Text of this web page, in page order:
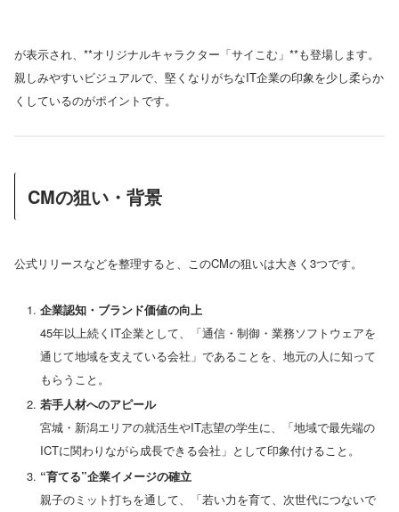
が表示され、**オリジナルキャラクター「サイこむ」**も登場します。
親しみやすいビジュアルで、堅くなりがちなIT企業の印象を少し柔らか
くしているのがポイントです。
CMの狙い・背景
公式リリースなどを整理すると、このCMの狙いは大きく3つです。
企業認知・ブランド価値の向上
45年以上続くIT企業として、「通信・制御・業務ソフトウェアを
通じて地域を支えている会社」であることを、地元の人に知って
もらうこと。
若手人材へのアピール
宮城・新潟エリアの就活生やIT志望の学生に、「地域で最先端の
ICTに関わりながら成長できる会社」として印象付けること。
“育てる”企業イメージの確立
親子のミット打ちを通して、「若い力を育て、次世代につないで